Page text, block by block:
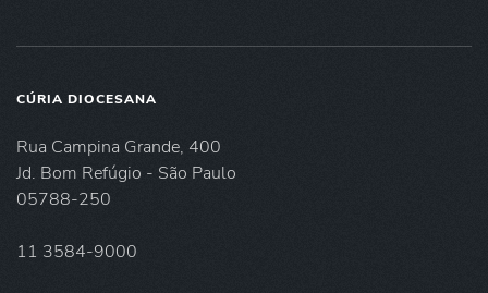
CÚRIA DIOCESANA
Rua Campina Grande, 400
Jd. Bom Refúgio - São Paulo
05788-250
11 3584-9000